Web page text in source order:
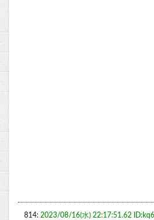
814: 2023/08/16(水) 22:17:51.62